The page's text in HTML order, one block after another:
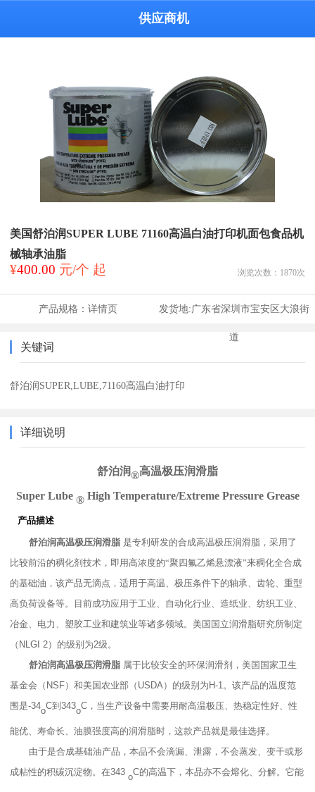
供应商机
美国舒泊润SUPER LUBE 71160高温白油打印机面包食品机
械轴承油脂
¥400.00 元/个 起 浏览次数： 1870次
产品规格： 详情页 发货地:广东省深圳市宝安区大浪街
道
关键词
舒泊润SUPER,LUBE,71160高温白油打印
详细说明
舒泊润®高温极压润滑脂
Super Lube ® High Temperature/Extreme Pressure Grease
产品描述
舒泊润高温极压润滑脂 是专利研发的合成高温极压润滑脂， 采用了
比较前沿的稠化剂技术，即用高浓度的“聚四氟乙烯悬漂液”来稠化全合成
的基础油，该产品无滴点，适用于高温、极压条件下的轴承、齿轮、重型
高负荷设备等。目前成功应用于工业、自动化行业、造纸业、纺织工业、
冶金、电力、塑胶工业和建筑业等诸多领域。美国国立润滑脂研究所制定
（ NLGI 2）的级别为2级。
舒泊润高温极压润滑脂 属于比较安全的环保润滑剂，美国国家卫生
基金会（ NSF）和美国农业部（ USDA ）的级别为H-1 。该产品的温度范
围是-34oC到343oC ，当生产设备中需要用耐高温极压、热稳定性好 、性
能优 、寿命长 、油膜强度高的润滑脂时，这款产品就是最佳选择。
由于是合成基础油产品，本品不会滴漏、泄露，不会蒸发、变干或形
成粘性的积碳沉淀物。在343 oC的高温下，本品亦不会熔化、分解。它能